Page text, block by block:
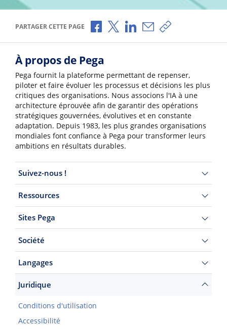
PARTAGER CETTE PAGE Partager via Facebook
Partager via X
Partager via LinkedIn
Partager par e-mail
Copier le lien
À propos de Pega
Pega fournit la plateforme permettant de repenser,
piloter et faire évoluer les processus et décisions les plus
critiques des organisations. Nous associons l'IA à une
architecture éprouvée afin de garantir des opérations
stratégiques gouvernées, évolutives et en constante
adaptation. Depuis 1983, les plus grandes organisations
mondiales font confiance à Pega pour transformer leurs
ambitions en résultats durables.
Suivez-nous !
Ressources
Sites Pega
Société
Langages
Juridique
Conditions d'utilisation
Accessibilité